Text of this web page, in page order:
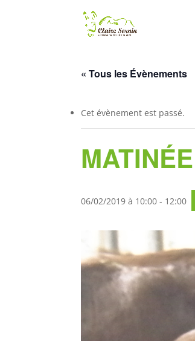
« Tous les Évènements
Cet évènement est passé.
06/02/2019 à 10:00 - 12:00